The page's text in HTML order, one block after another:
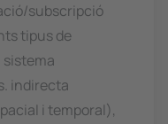
subscripció
tipus de
indirecta
i temporal),